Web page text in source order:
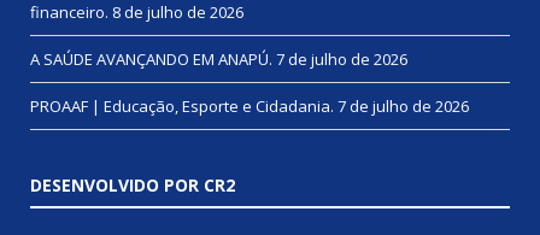
financeiro. 8 de julho de 2026
A SAÚDE AVANÇANDO EM ANAPÚ. 7 de julho de 2026
PROAAF | Educação, Esporte e Cidadania. 7 de julho de 2026
DESENVOLVIDO POR CR2